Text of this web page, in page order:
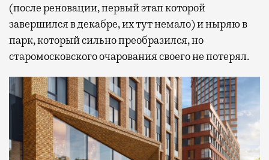
(после реновации, первый этап которой
завершился в декабре, их тут немало) и ныряю в
парк, который сильно преобразился, но
старомосковского очарования своего не потерял.